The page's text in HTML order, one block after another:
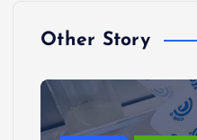
Other Story